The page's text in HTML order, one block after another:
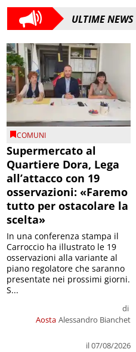
ULTIME NEWS
COMUNI
Supermercato al
Quartiere Dora, Lega
all’attacco con 19
osservazioni: «Faremo
tutto per ostacolare la
scelta»
Aosta
di
Alessandro Bianchet
il 07/08/2026
In una conferenza stampa il
Carroccio ha illustrato le 19
osservazioni alla variante al
piano regolatore che saranno
presentate nei prossimi giorni.
S...